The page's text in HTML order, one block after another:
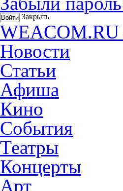
Закрыть
WEACOM.RU
Новости
Статьи
Афиша
Кино
События
Театры
Концерты
Арт